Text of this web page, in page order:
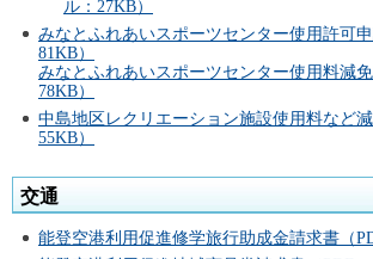
ル：27KB）
みなとふれあいスポーツセンター使用許可申
81KB）
みなとふれあいスポーツセンター使用料減免
78KB）
中島地区レクリエーション施設使用料など減
55KB）
交通
能登空港利用促進修学旅行助成金請求書（